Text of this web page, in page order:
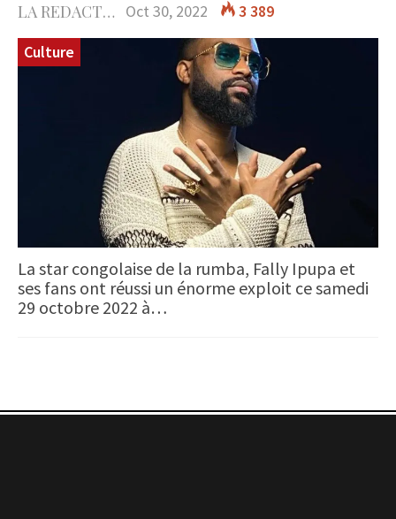
LA REDACTION Oct 30, 2022
3 389
Culture
La star congolaise de la rumba, Fally Ipupa et
ses fans ont réussi un énorme exploit ce samedi
29 octobre 2022 à…